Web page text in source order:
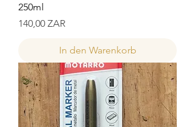
250ml
Preis
140,00 ZAR
In den Warenkorb